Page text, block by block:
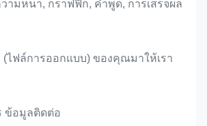
ามหนา, กราฟฟิก, คําพูด, การเสร็จผล
(ไฟล์การออกแบบ) ของคุณมาให้เรา
ข้อมูลติดต่อ